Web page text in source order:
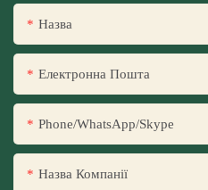
Назва
Електронна Пошта
Phone/WhatsApp/Skype
Назва Компанії